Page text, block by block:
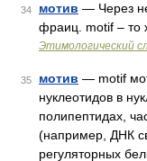
34 мотив — Через
фраиц. motif – то
Этимологический
35 мотив — motif
нуклеотидов в
полипептидах,
(например, ДНК
регуляторных